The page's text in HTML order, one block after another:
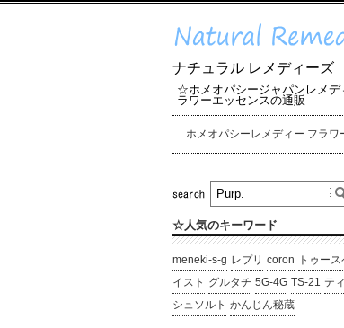
ナチュラル レメディーズ
☆ホメオパシージャパンレメデ
ラワーエッセンスの通販
ホメオパシーレメディー フラ
☆人気のキーワード
meneki-s-g レプリ coron
トゥース
イスト グルタチ 5G-4G TS-21 テ
シュソルト かんじん秘蔵